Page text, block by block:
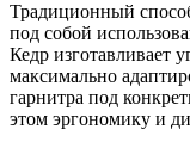
Традиционный
под собой
Кедр изготавливает
максимально
гарнитра под
этом эргономику и